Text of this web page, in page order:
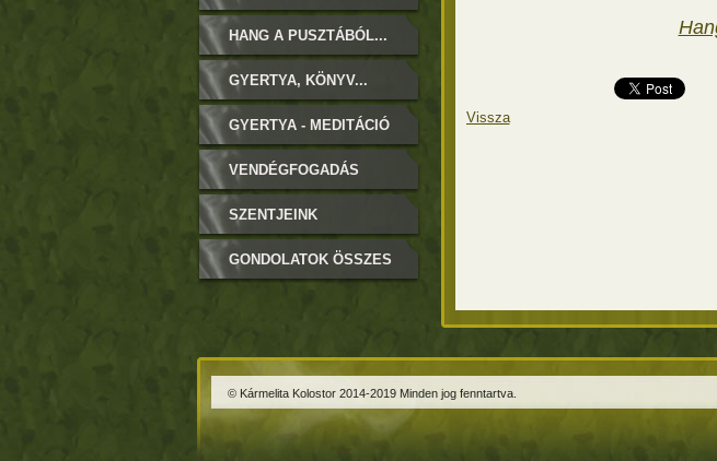
Vissza
HANG A PUSZTÁBÓL...
GYERTYA, KÖNYV...
GYERTYA - MEDITÁCIÓ
VENDÉGFOGADÁS
SZENTJEINK
GONDOLATOK ÖSSZES
© Kármelita Kolostor 2014-2019 Minden jog fenntartva.